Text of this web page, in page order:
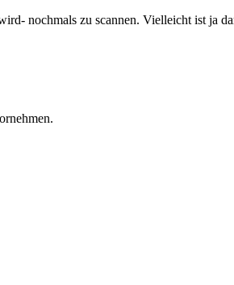
nochmals zu scannen. Vielleicht ist ja